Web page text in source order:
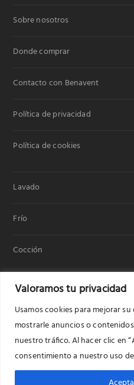
Valoramos tu privacidad
Usamos cookies para mejorar
mostrarle anuncios o
nuestro tráfico. Al hacer clic en
consentimiento a nuestro uso
Sobre nosotros
Donde comprar
Contacto con Benavent
Política de privacidad
Política de cookies
Lavado
Frío
Cocción
Frío